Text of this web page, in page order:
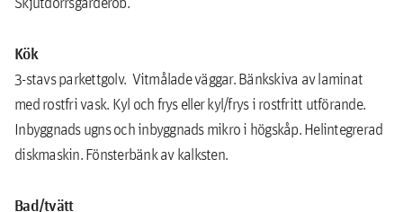
Kök
3-stavs parkettgolv. Vitmålade väggar. Bänkskiva av laminat
med rostfri vask. Kyl och frys eller kyl/frys i rostfritt utförande.
Inbyggnads ugns och inbyggnads mikro i högskåp. Helintegrerad
diskmaskin. Fönsterbänk av kalksten.
Bad/tvätt